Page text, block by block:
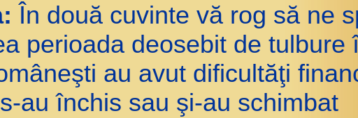
În două cuvinte vă rog să ne
perioada deosebit de tulbure
au avut dificultăţi
au închis sau şi-au schimbat